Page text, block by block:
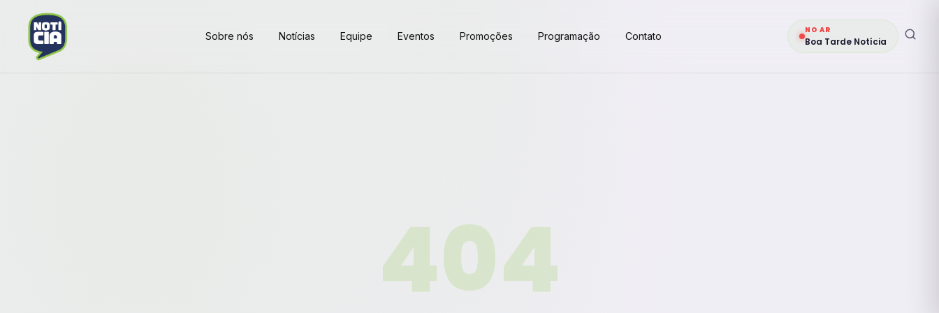
Sobre nós Notícias Equipe Eventos Promoções Programação Contato
NO AR
Boa Tarde Notícia
404